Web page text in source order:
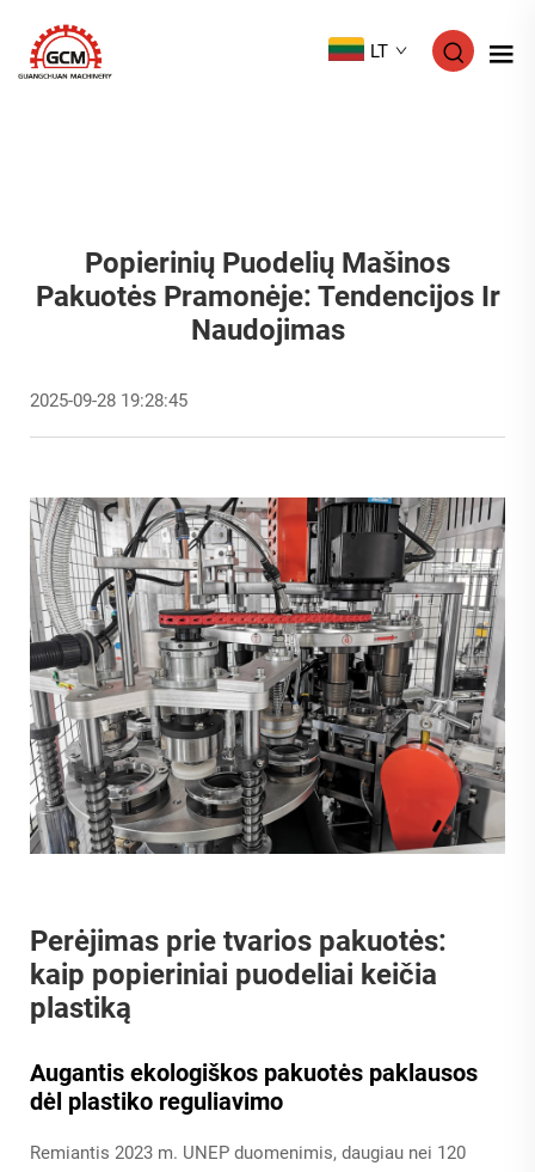
LT
Popierinių Puodelių Mašinos
Pakuotės Pramonėje: Tendencijos Ir
Naudojimas
2025-09-28 19:28:45
Perėjimas prie tvarios pakuotės:
kaip popieriniai puodeliai keičia
plastiką
Augantis ekologiškos pakuotės paklausos
dėl plastiko reguliavimo
Remiantis 2023 m. UNEP duomenimis, daugiau nei 120